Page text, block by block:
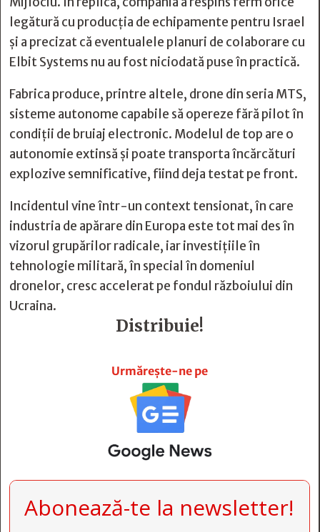
legătură cu producția de echipamente pentru Israel
și a precizat că eventualele planuri de colaborare cu
Elbit Systems nu au fost niciodată puse în practică.
Fabrica produce, printre altele, drone din seria MTS,
sisteme autonome capabile să opereze fără pilot în
condiții de bruiaj electronic. Modelul de top are o
autonomie extinsă și poate transporta încărcături
explozive semnificative, fiind deja testat pe front.
Incidentul vine într-un context tensionat, în care
industria de apărare din Europa este tot mai des în
vizorul grupărilor radicale, iar investițiile în
tehnologie militară, în special în domeniul
dronelor, cresc accelerat pe fondul războiului din
Ucraina.
Distribuie!
Urmărește-ne pe
Abonează-te la newsletter!